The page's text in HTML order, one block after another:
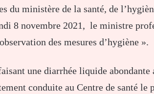
du ministère de la santé, de
8 novembre 2021, le ministre
des mesures d’hygiène ».
une diarrhée liquide abondante
conduite au Centre de santé le